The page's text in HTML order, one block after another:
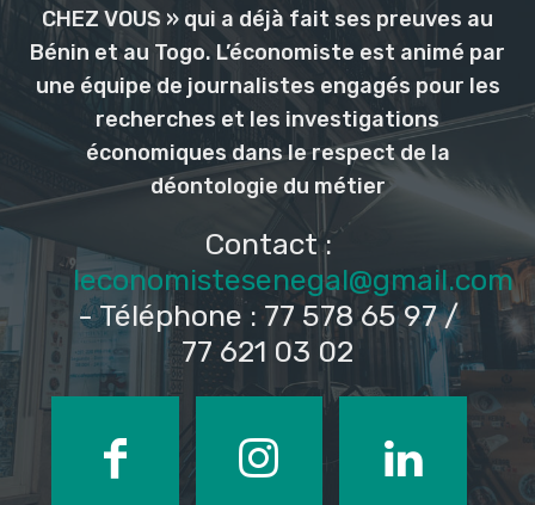
CHEZ VOUS » qui a déjà fait ses preuves au
Bénin et au Togo. L’économiste est animé par
une équipe de journalistes engagés pour les
recherches et les investigations
économiques dans le respect de la
déontologie du métier
Contact :
leconomistesenegal@gmail.com
- Téléphone : 77 578 65 97 /
77 621 03 02